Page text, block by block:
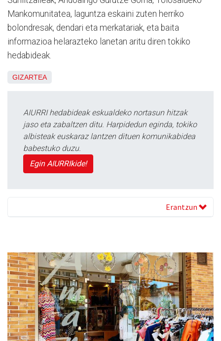
Mankomunitatea, laguntza eskaini zuten herriko
bolondresak, dendari eta merkatariak, eta baita
informazioa helarazteko lanetan aritu diren tokiko
hedabideak.
GIZARTEA
AIURRI hedabideak eskualdeko nortasun hitzak
jaso eta zabaltzen ditu. Harpidedun eginda, tokiko
albisteak euskaraz lantzen dituen komunikabidea
babestuko duzu.
Egin AIURRIkide!
Erantzun